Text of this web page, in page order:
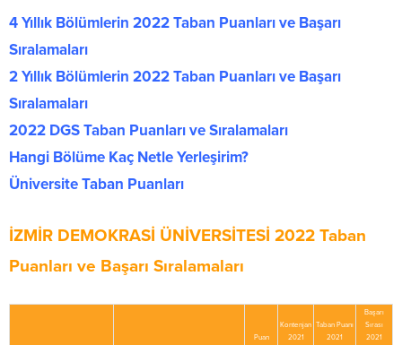
4 Yıllık Bölümlerin 2022 Taban Puanları ve Başarı
Sıralamaları
2 Yıllık Bölümlerin 2022 Taban Puanları ve Başarı
Sıralamaları
2022 DGS Taban Puanları ve Sıralamaları
Hangi Bölüme Kaç Netle Yerleşirim?
Üniversite Taban Puanları
İZMİR DEMOKRASİ ÜNİVERSİTESİ 2022 Taban
Puanları ve Başarı Sıralamaları
Puan
Kontenjan
2021
Taban Puanı
2021
Başarı
Sırası
2021